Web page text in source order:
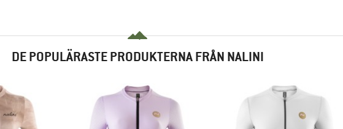
DE POPULÄRASTE PRODUKTERNA FRÅN NALINI